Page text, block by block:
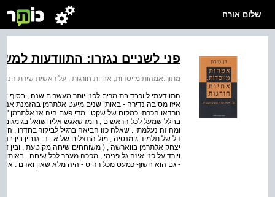
שלום אורח
פני לשניים נגזרו: התוודעות
מתוך:אמהות מייסדות, אחיות חורגות : על ראשית שירת
התוודעתי ליוכבד בת מרים לפני יותר מעשרים שנה , בסוף
איזו מסיבה נדירה - באותן שנים מיעט אלתרמן בהזמנת
נורדאו הכרתי כמקום של שקט . מדי פעם היה אז אלתרמן
בחלל שמעל לכל הראשים , רומז שאגש אליו ושואל בגימגום
ומה זה נעלמתי . שאלה כזו הביאה ברגיל לביקור בחדרו .
דל של תלמיד גימנסיה , מול התצלום של א . נ . גנםין בין
יצחק אלתרמן בווארשה , ( משוחחים שיחה מקוטעת , ובין
ויורד על פני איזה גל פנימי , מפכה מעבר לכל שיחה .
- גם הוא חשוף כמעט מכל רהיט - היה מלא שאון ואדם .